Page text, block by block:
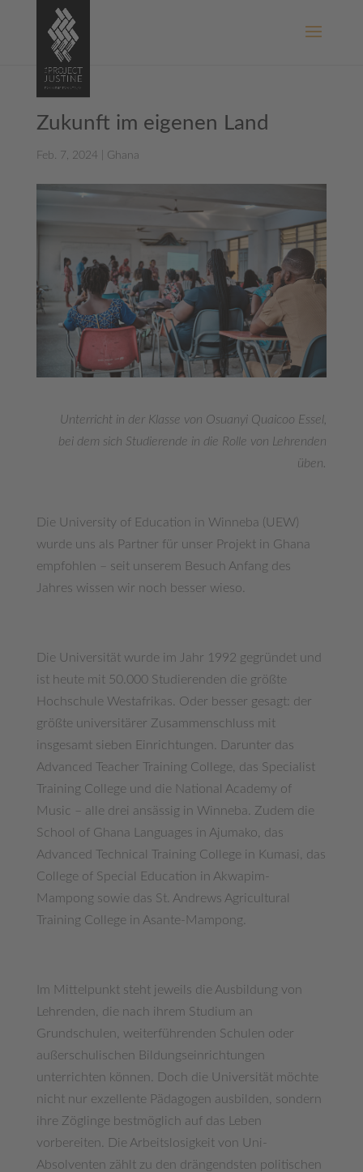
Zukunft im eigenen Land
Feb. 7, 2024 Ghana
Unterricht in der Klasse von Osuanyi Quaicoo Essel,
bei dem sich Studierende in die Rolle von Lehrenden
üben.
Die University of Education in Winneba (UEW)
wurde uns als Partner für unser Projekt in Ghana
empfohlen – seit unserem Besuch Anfang des
Jahres wissen wir noch besser wieso.
Die Universität wurde im Jahr 1992 gegründet und
ist heute mit 50.000 Studierenden die größte
Hochschule Westafrikas. Oder besser gesagt: der
größte universitärer Zusammenschluss mit
insgesamt sieben Einrichtungen. Darunter das
Advanced Teacher Training College, das Specialist
Training College und die National Academy of
Music – alle drei ansässig in Winneba. Zudem die
School of Ghana Languages in Ajumako, das
Advanced Technical Training College in Kumasi, das
College of Special Education in Akwapim-
Mampong sowie das St. Andrews Agricultural
Training College in Asante-Mampong.
Im Mittelpunkt steht jeweils die Ausbildung von
Lehrenden, die nach ihrem Studium an
Grundschulen, weiterführenden Schulen oder
außerschulischen Bildungseinrichtungen
unterrichten können. Doch die Universität möchte
nicht nur exzellente Pädagogen ausbilden, sondern
ihre Zöglinge bestmöglich auf das Leben
vorbereiten. Die Arbeitslosigkeit von Uni-
Absolventen zählt zu den drängendsten politischen